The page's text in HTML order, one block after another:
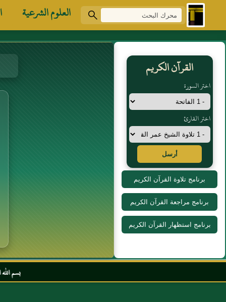
العلوم الشرعية
القرآن الكريم
اختر السورة
اختر القارئ
أرسل
برنامج تلاوة القرآن الكريم
برنامج مراجعة القرآن الكريم
برنامج استظهار القرآن الكريم
بسم الله الرحمن الرحيم